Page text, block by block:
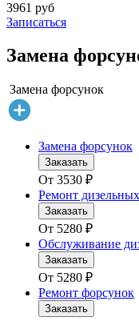
3961 руб
Записаться
Замена
Замена форсунок
Замена форсунок
Заказать
От 3530 ₽
Ремонт
Заказать
От 5280 ₽
Обслуживание
Заказать
От 5280 ₽
Ремонт форсунок
Заказать